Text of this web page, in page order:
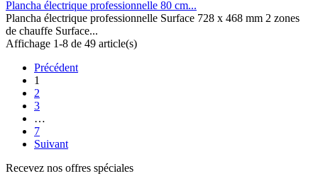
Plancha électrique professionnelle 80 cm...
Plancha électrique professionnelle Surface 728 x 468 mm 2 zones
de chauffe Surface...
Affichage 1-8 de 49 article(s)
Précédent
1
2
3
…
7
Suivant
Recevez nos offres spéciales